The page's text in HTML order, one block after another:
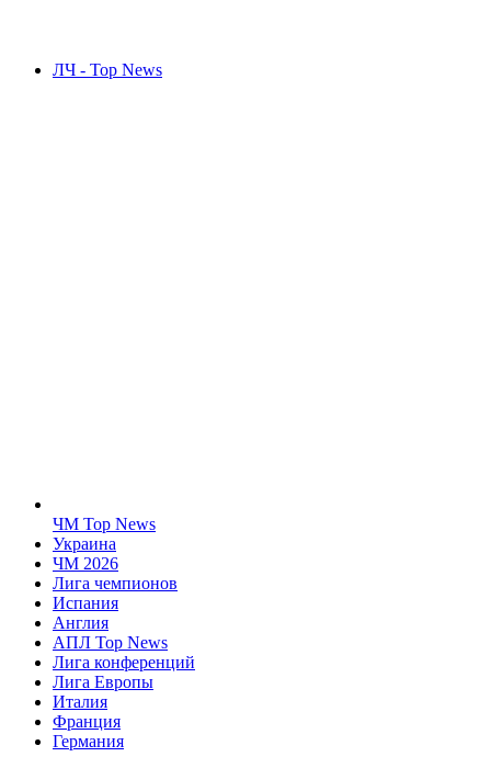
ЛЧ - Top News
ЧМ Top News
Украина
ЧМ 2026
Лига чемпионов
Испания
Англия
АПЛ Top News
Лига конференций
Лига Европы
Италия
Франция
Германия